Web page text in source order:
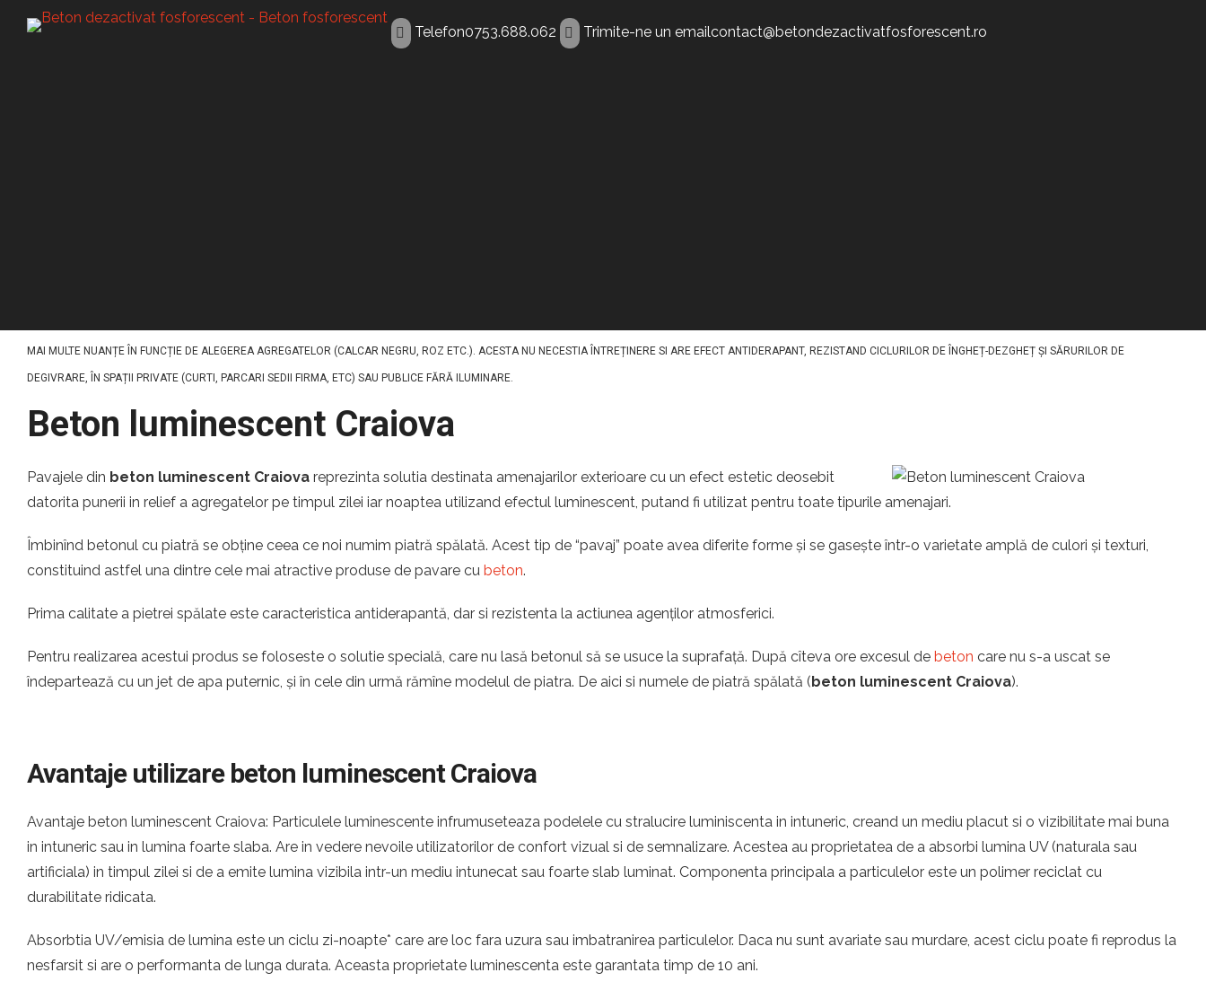
Telefon0753.688.062 Trimite-ne un emailcontact@betondezactivatfosforescent.ro
MAI MULTE NUANȚE ÎN FUNCȚIE DE ALEGEREA AGREGATELOR (CALCAR NEGRU, ROZ ETC.). ACESTA NU NECESTIA ÎNTREȚINERE SI ARE EFECT ANTIDERAPANT, REZISTAND CICLURILOR DE ÎNGHEȚ-DEZGHEȚ ȘI SĂRURILOR DE
DEGIVRARE, ÎN SPAȚII PRIVATE (CURTI, PARCARI SEDII FIRMA, ETC) SAU PUBLICE FĂRĂ ILUMINARE.
Beton luminescent Craiova
Pavajele din beton luminescent Craiova reprezinta solutia destinata amenajarilor exterioare cu un efect estetic deosebit
datorita punerii in relief a agregatelor pe timpul zilei iar noaptea utilizand efectul luminescent, putand fi utilizat pentru toate tipurile amenajari.
Îmbinînd betonul cu piatră se obține ceea ce noi numim piatră spălată. Acest tip de “pavaj” poate avea diferite forme și se gasește într-o varietate amplă de culori și texturi,
constituind astfel una dintre cele mai atractive produse de pavare cu beton.
Prima calitate a pietrei spălate este caracteristica antiderapantă, dar si rezistenta la actiunea agenților atmosferici.
Pentru realizarea acestui produs se foloseste o solutie specială, care nu lasă betonul să se usuce la suprafață. După cîteva ore excesul de beton care nu s-a uscat se
îndepartează cu un jet de apa puternic, și în cele din urmă rămîne modelul de piatra. De aici si numele de piatră spălată (beton luminescent Craiova).
Avantaje utilizare beton luminescent Craiova
Avantaje beton luminescent Craiova: Particulele luminescente infrumuseteaza podelele cu stralucire luminiscenta in intuneric, creand un mediu placut si o vizibilitate mai buna
in intuneric sau in lumina foarte slaba. Are in vedere nevoile utilizatorilor de confort vizual si de semnalizare. Acestea au proprietatea de a absorbi lumina UV (naturala sau
artificiala) in timpul zilei si de a emite lumina vizibila intr-un mediu intunecat sau foarte slab luminat. Componenta principala a particulelor este un polimer reciclat cu
durabilitate ridicata.
Absorbtia UV/emisia de lumina este un ciclu zi-noapte* care are loc fara uzura sau imbatranirea particulelor. Daca nu sunt avariate sau murdare, acest ciclu poate fi reprodus la
nesfarsit si are o performanta de lunga durata. Aceasta proprietate luminescenta este garantata timp de 10 ani.